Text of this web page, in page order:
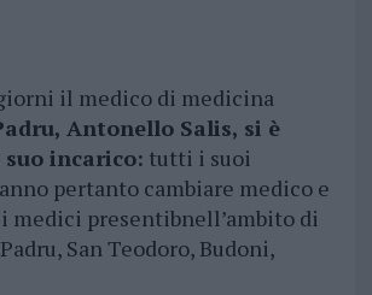
il medico di medicina
Antonello Salis, si è
incarico: tutti i suoi
pertanto cambiare medico e
medici presentibnell’ambito di
San Teodoro, Budoni,